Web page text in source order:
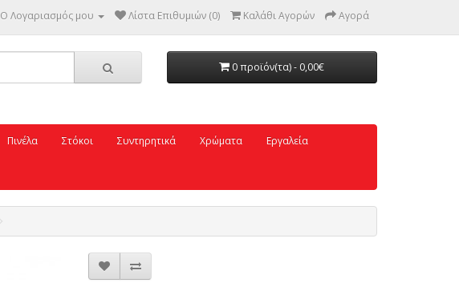
Ο Λογαριασμός μου Λίστα Επιθυμιών (0) Καλάθι Αγορών Αγορά
0 προϊόν(τα) - 0,00€
Πινέλα Στόκοι Συντηρητικά Χρώματα Εργαλεία